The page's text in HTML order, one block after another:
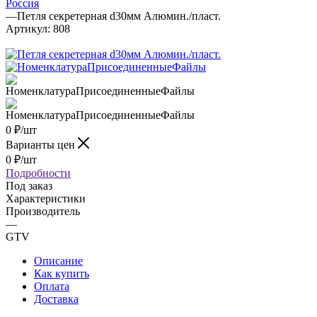
Россия
—Петля секретерная d30мм Алюмин./пласт.
Артикул: 808
0 ₽/шт
Варианты цен
0 ₽/шт
Подробности
Под заказ
Характеристики
Производитель
—
GTV
Описание
Как купить
Оплата
Доставка